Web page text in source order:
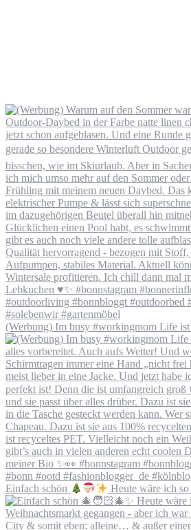
(Werbung) Im busy #workingmom Life ist
Einfach schön Heute wäre ich